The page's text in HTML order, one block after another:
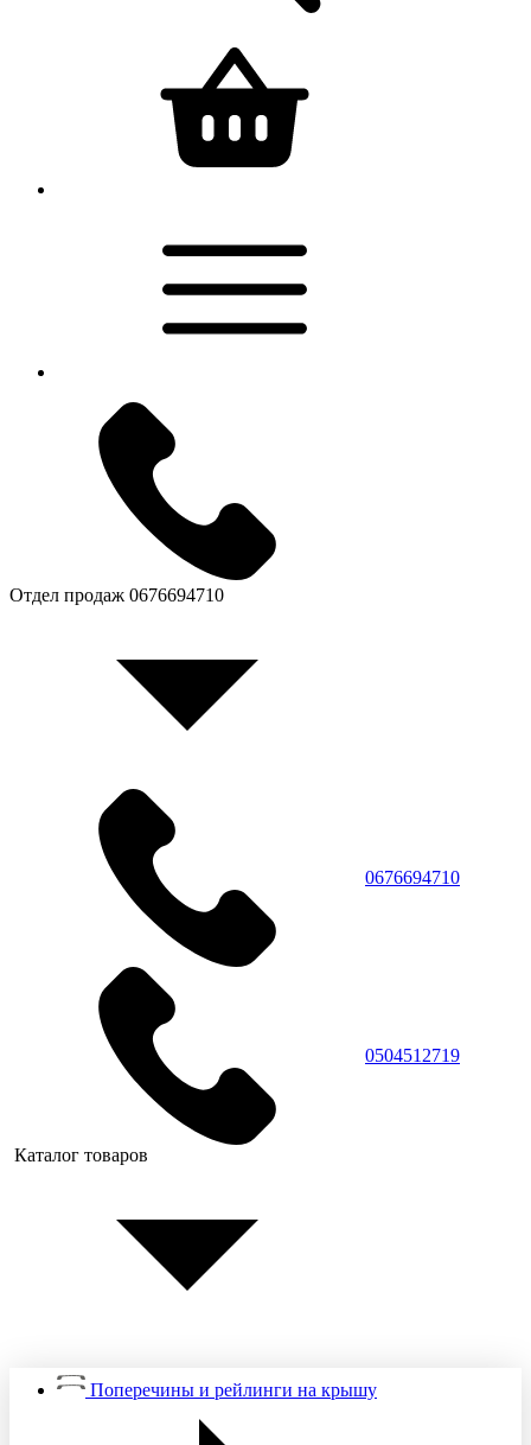
Отдел продаж 0676694710
0676694710
0504512719
Каталог товаров
Поперечины и рейлинги на крышу